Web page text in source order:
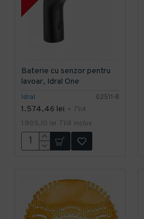
Idral 02511-B
Baterie cu senzor pentru
lavoar, Idral One
1.574,46 lei + TVA
1.905,10 lei TVA inclus